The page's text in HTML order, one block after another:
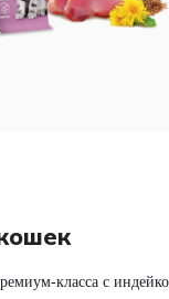
класса с